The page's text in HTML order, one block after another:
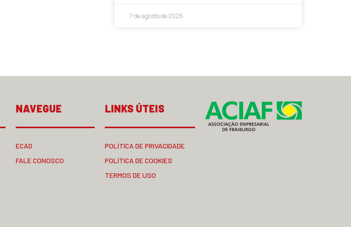
7 de agosto de 2026
NAVEGUE
ECAD
FALE CONOSCO
LINKS ÚTEIS
POLÍTICA DE PRIVACIDADE
POLÍTICA DE COOKIES
TERMOS DE USO